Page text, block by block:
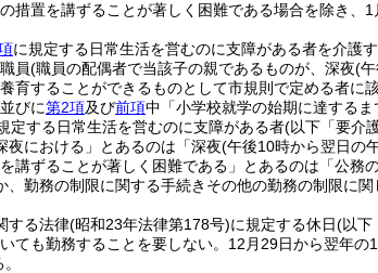
措置を講ずることが著しく困難である場合を除き、
に規定する日常生活を営むのに支障がある者を介護
員(職員の配偶者で当該子の親であるものが、深夜(
育することができるものとして市規則で定める者に
びに第2項及び前項中「小学校就学の始期に達する
定する日常生活を営むのに支障がある者(以下「要介
夜における」とあるのは「深夜(午後10時から翌日の
講ずることが著しく困難である」とあるのは「公務
、勤務の制限に関する手続きその他の勤務の制限に関
する法律(昭和23年法律第178号)に規定する休日(以下
ても勤務することを要しない。 12月29日から翌年の